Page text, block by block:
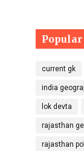
Popular
current gk
india
lok devta
rajasthan
rajasthan